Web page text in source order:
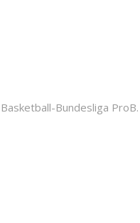
Bundesliga